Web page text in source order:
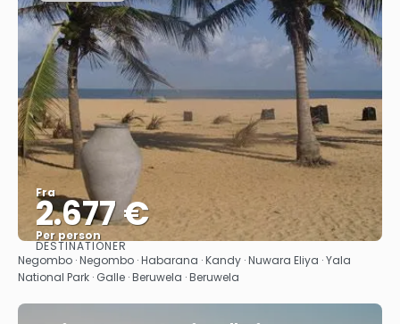
Fra
2.677 €
Per person
Se
DESTINATIONER
Negombo · Negombo · Habarana · Kandy · Nuwara Eliya · Yala
National Park · Galle · Beruwela · Beruwela